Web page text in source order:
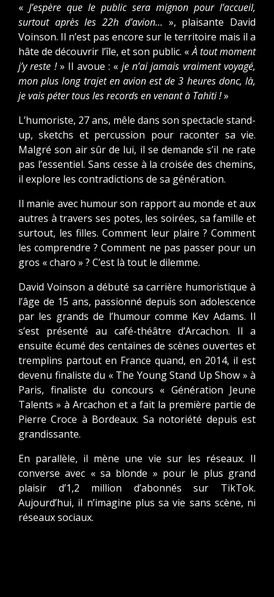
« J’espère que le public sera mignon pour l’accueil,
surtout après les 22h d’avion… », plaisante David
Voinson. Il n’est pas encore sur le territoire mais il a
hâte de découvrir l’île, et son public. «À tout moment
j’y reste !» Il avoue : « je n’ai jamais vraiment voyagé,
mon plus long trajet en avion est de 3 heures donc, là,
je vais péter tous les records en venant à Tahiti !»
L’humoriste, 27 ans, mêle dans son spectacle stand-
up, sketchs et percussion pour raconter sa vie.
Malgré son air sûr de lui, il se demande s’il ne rate
pas l’essentiel. Sans cesse à la croisée des chemins,
il explore les contradictions de sa génération.
Il manie avec humour son rapport au monde et aux
autres à travers ses potes, les soirées, sa famille et
surtout, les filles. Comment leur plaire ? Comment
les comprendre ? Comment ne pas passer pour un
gros « charo » ? C’est là tout le dilemme.
David Voinson a débuté sa carrière humoristique à
l’âge de 15 ans, passionné depuis son adolescence
par les grands de l’humour comme Kev Adams. Il
s’est présenté au café-théâtre d’Arcachon. Il a
ensuite écumé des centaines de scènes ouvertes et
tremplins partout en France quand, en 2014, il est
devenu finaliste du « The Young Stand Up Show » à
Paris, finaliste du concours « Génération Jeune
Talents » à Arcachon et a fait la première partie de
Pierre Croce à Bordeaux. Sa notoriété depuis est
grandissante.
En parallèle, il mène une vie sur les réseaux. Il
converse avec « sa blonde » pour le plus grand
plaisir d’1,2 million d’abonnés sur TikTok.
Aujourd’hui, il n’imagine plus sa vie sans scène, ni
réseaux sociaux.